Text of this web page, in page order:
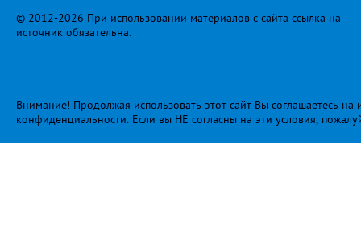
© 2012-2026 При использовании материалов с сайта ссылка на
источник обязательна.
Внимание! Продолжая использовать этот сайт Вы соглашаетесь
конфиденциальности. Если вы НЕ согласны на эти условия,